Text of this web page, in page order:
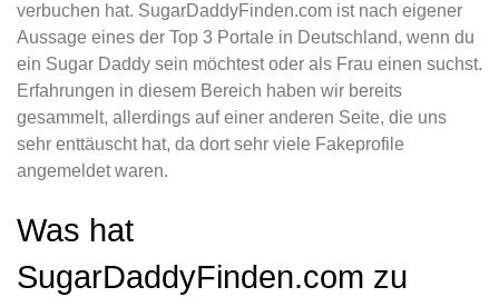
verbuchen hat. SugarDaddyFinden.com ist nach eigener
Aussage eines der Top 3 Portale in Deutschland, wenn du
ein Sugar Daddy sein möchtest oder als Frau einen suchst.
Erfahrungen in diesem Bereich haben wir bereits
gesammelt, allerdings auf einer anderen Seite, die uns
sehr enttäuscht hat, da dort sehr viele Fakeprofile
angemeldet waren.
Was hat
SugarDaddyFinden.com zu